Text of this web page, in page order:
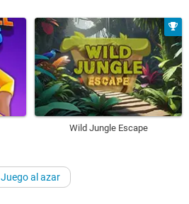
Wild Jungle Escape
Juego al azar